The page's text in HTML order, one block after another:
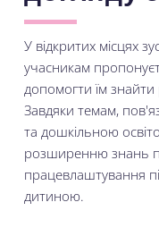
У відкритих місцях
учасникам
допомогти їм знайти
Завдяки темам,
та дошкільною
розширенню знань
працевлаштування
дитиною.